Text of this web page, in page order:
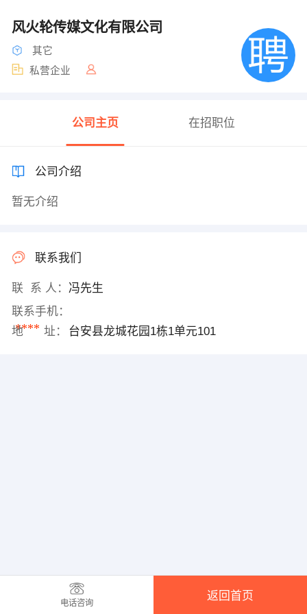
风火轮传媒文化有限公司
其它
私营企业
公司主页 在招职位
公司介绍
暂无介绍
联系我们
联 系 人： 冯先生
联系手机：
****
地 址： 台安县龙城花园1栋1单元101
电话咨询
返回首页